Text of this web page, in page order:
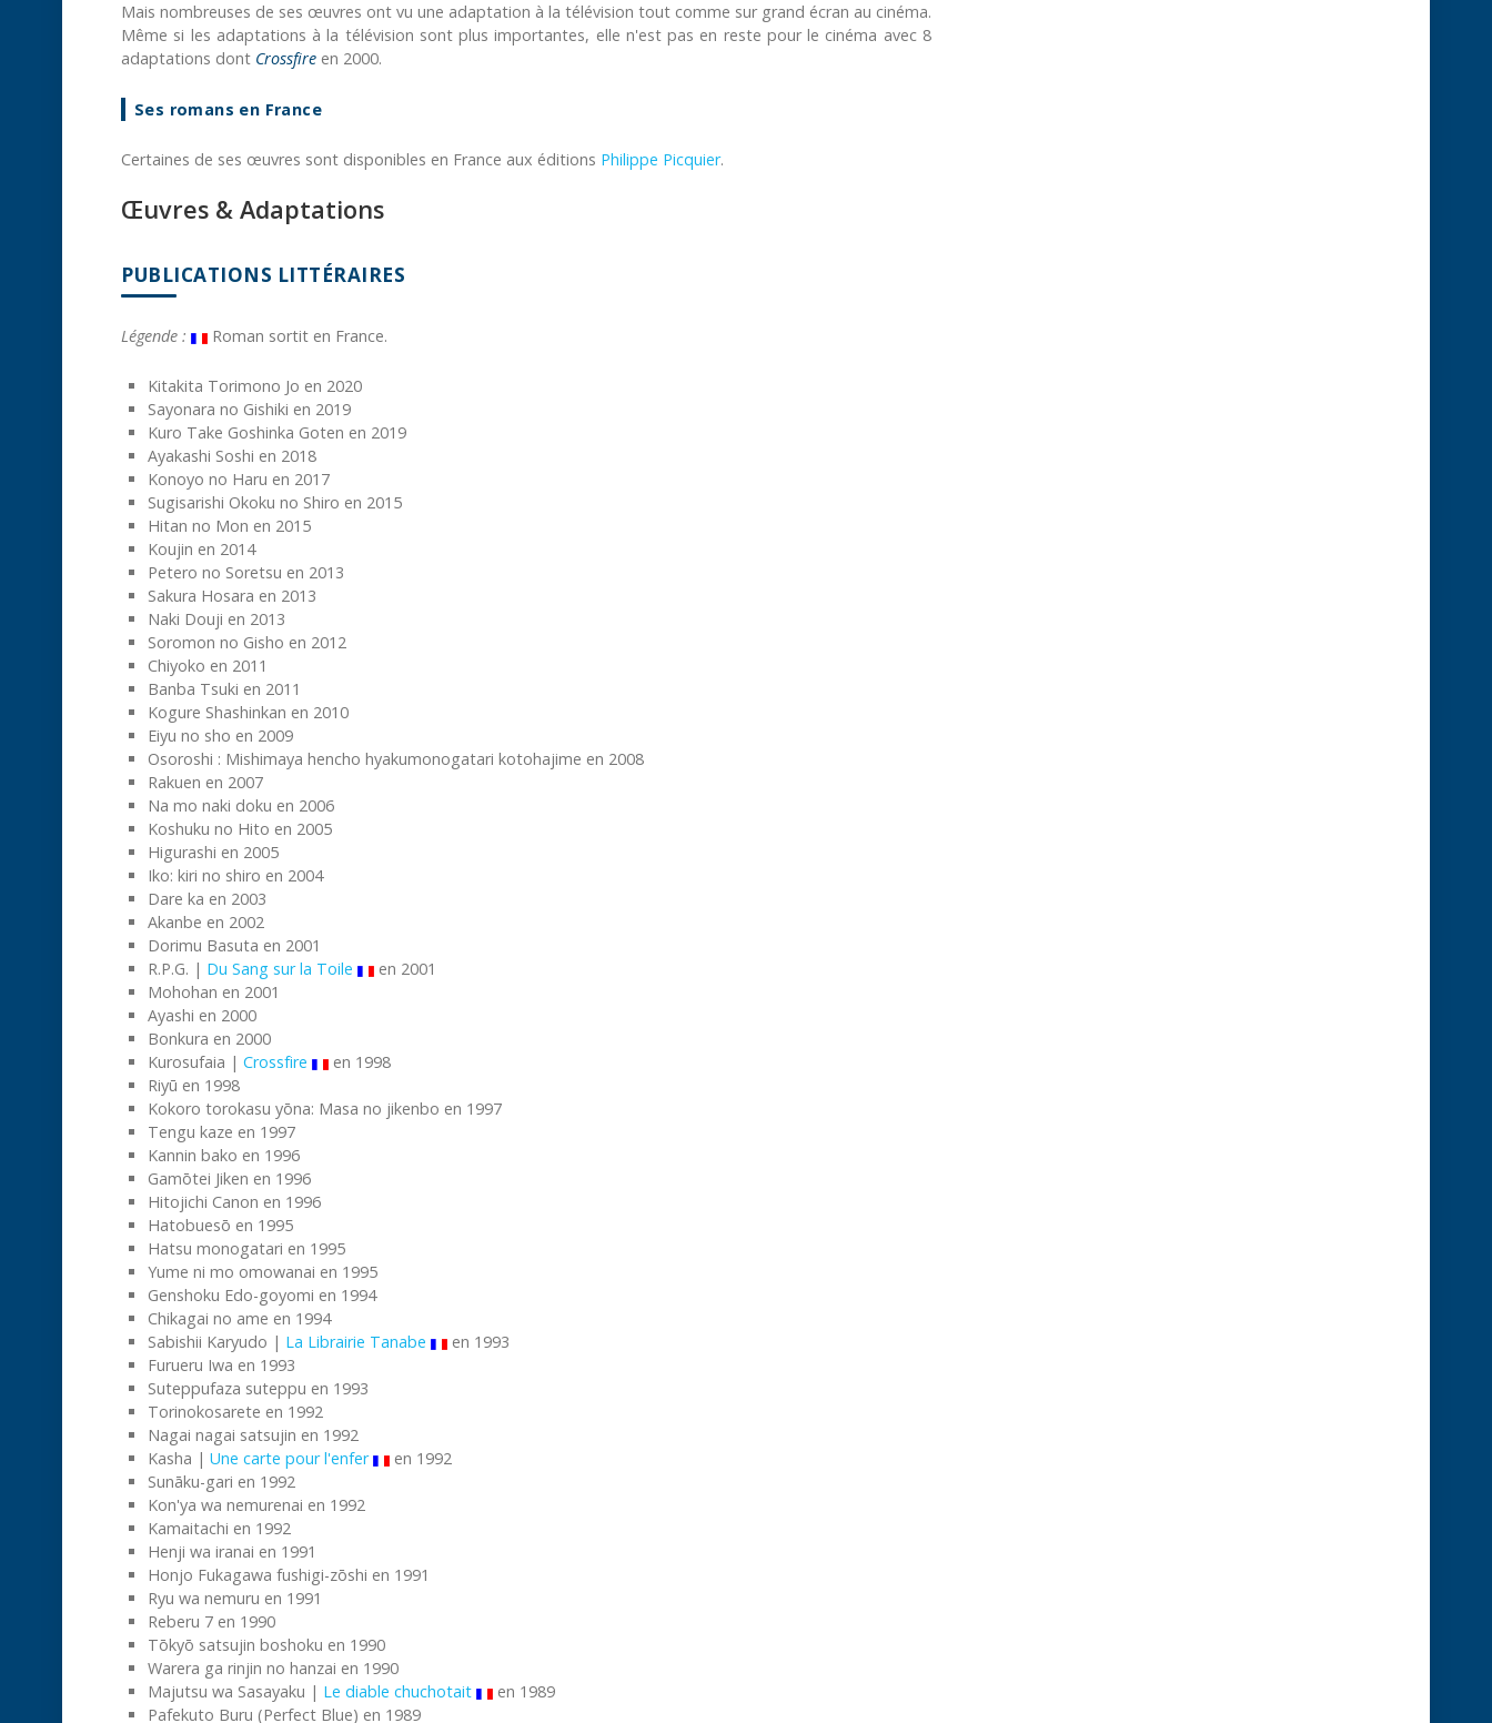
Mais nombreuses de ses œuvres ont vu une adaptation à la télévision tout comme sur grand écran au cinéma.
Même si les adaptations à la télévision sont plus importantes, elle n'est pas en reste pour le cinéma avec 8
adaptations dont Crossfire en 2000.
Ses romans en France
Certaines de ses œuvres sont disponibles en France aux éditions Philippe Picquier.
Œuvres & Adaptations
PUBLICATIONS LITTÉRAIRES
Légende : Roman sortit en France.
Kitakita Torimono Jo en 2020
Sayonara no Gishiki en 2019
Kuro Take Goshinka Goten en 2019
Ayakashi Soshi en 2018
Konoyo no Haru en 2017
Sugisarishi Okoku no Shiro en 2015
Hitan no Mon en 2015
Koujin en 2014
Petero no Soretsu en 2013
Sakura Hosara en 2013
Naki Douji en 2013
Soromon no Gisho en 2012
Chiyoko en 2011
Banba Tsuki en 2011
Kogure Shashinkan en 2010
Eiyu no sho en 2009
Osoroshi : Mishimaya hencho hyakumonogatari kotohajime en 2008
Rakuen en 2007
Na mo naki doku en 2006
Koshuku no Hito en 2005
Higurashi en 2005
Iko: kiri no shiro en 2004
Dare ka en 2003
Akanbe en 2002
Dorimu Basuta en 2001
R.P.G. | Du Sang sur la Toile
en 2001
Mohohan en 2001
Ayashi en 2000
Bonkura en 2000
Kurosufaia | Crossfire
en 1998
Riyū en 1998
Kokoro torokasu yōna: Masa no jikenbo en 1997
Tengu kaze en 1997
Kannin bako en 1996
Gamōtei Jiken en 1996
Hitojichi Canon en 1996
Hatobuesō en 1995
Hatsu monogatari en 1995
Yume ni mo omowanai en 1995
Genshoku Edo-goyomi en 1994
Chikagai no ame en 1994
Sabishii Karyudo | La Librairie Tanabe
en 1993
Furueru Iwa en 1993
Suteppufaza suteppu en 1993
Torinokosarete en 1992
Nagai nagai satsujin en 1992
Kasha | Une carte pour l'enfer
en 1992
Sunāku-gari en 1992
Kon'ya wa nemurenai en 1992
Kamaitachi en 1992
Henji wa iranai en 1991
Honjo Fukagawa fushigi-zōshi en 1991
Ryu wa nemuru en 1991
Reberu 7 en 1990
Tōkyō satsujin boshoku en 1990
Warera ga rinjin no hanzai en 1990
Majutsu wa Sasayaku | Le diable chuchotait
en 1989
Pafekuto Buru (Perfect Blue) en 1989